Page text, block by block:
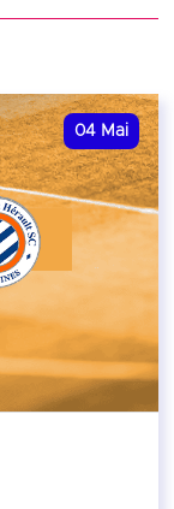
04 Mai